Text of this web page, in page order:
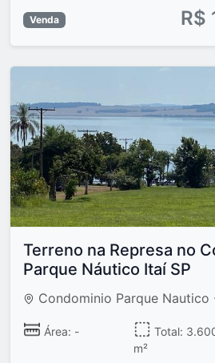
Venda R$
Terreno na Represa no
Parque Náutico Itaí SP
Condominio Parque Nautico
Área: -
Total:
m²